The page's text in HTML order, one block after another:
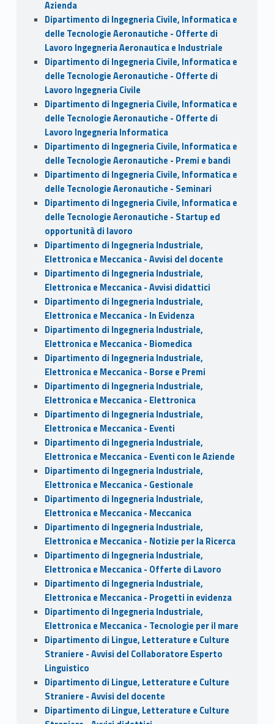
Azienda
Dipartimento di Ingegneria Civile, Informatica e
delle Tecnologie Aeronautiche - Offerte di
Lavoro Ingegneria Aeronautica e Industriale
Dipartimento di Ingegneria Civile, Informatica e
delle Tecnologie Aeronautiche - Offerte di
Lavoro Ingegneria Civile
Dipartimento di Ingegneria Civile, Informatica e
delle Tecnologie Aeronautiche - Offerte di
Lavoro Ingegneria Informatica
Dipartimento di Ingegneria Civile, Informatica e
delle Tecnologie Aeronautiche - Premi e bandi
Dipartimento di Ingegneria Civile, Informatica e
delle Tecnologie Aeronautiche - Seminari
Dipartimento di Ingegneria Civile, Informatica e
delle Tecnologie Aeronautiche - Startup ed
opportunità di lavoro
Dipartimento di Ingegneria Industriale,
Elettronica e Meccanica - Avvisi del docente
Dipartimento di Ingegneria Industriale,
Elettronica e Meccanica - Avvisi didattici
Dipartimento di Ingegneria Industriale,
Elettronica e Meccanica - In Evidenza
Dipartimento di Ingegneria Industriale,
Elettronica e Meccanica - Biomedica
Dipartimento di Ingegneria Industriale,
Elettronica e Meccanica - Borse e Premi
Dipartimento di Ingegneria Industriale,
Elettronica e Meccanica - Elettronica
Dipartimento di Ingegneria Industriale,
Elettronica e Meccanica - Eventi
Dipartimento di Ingegneria Industriale,
Elettronica e Meccanica - Eventi con le Aziende
Dipartimento di Ingegneria Industriale,
Elettronica e Meccanica - Gestionale
Dipartimento di Ingegneria Industriale,
Elettronica e Meccanica - Meccanica
Dipartimento di Ingegneria Industriale,
Elettronica e Meccanica - Notizie per la Ricerca
Dipartimento di Ingegneria Industriale,
Elettronica e Meccanica - Offerte di Lavoro
Dipartimento di Ingegneria Industriale,
Elettronica e Meccanica - Progetti in evidenza
Dipartimento di Ingegneria Industriale,
Elettronica e Meccanica - Tecnologie per il mare
Dipartimento di Lingue, Letterature e Culture
Straniere - Avvisi del Collaboratore Esperto
Linguistico
Dipartimento di Lingue, Letterature e Culture
Straniere - Avvisi del docente
Dipartimento di Lingue, Letterature e Culture